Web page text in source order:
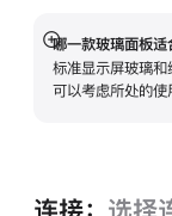
哪一款玻璃面板适
标准显示屏玻璃和
可以考虑所处的使
展
开
连接： 选择